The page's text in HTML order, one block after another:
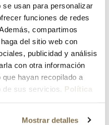
usan para personalizar
funciones de redes
compartimos
del sitio web con
publicidad y análisis
con otra información
hayan recopilado a
de sus servicios. Política
Mostrar detalles